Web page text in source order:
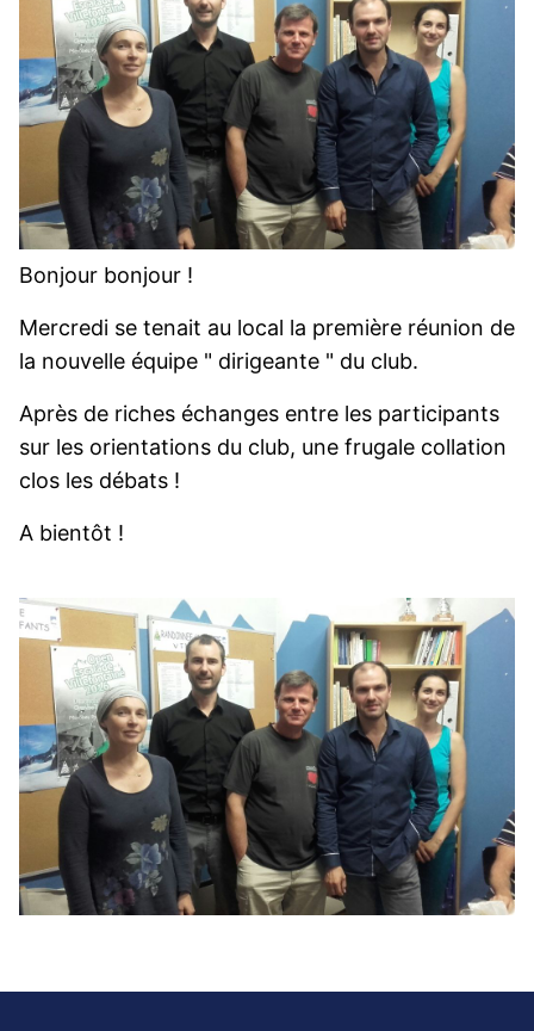
Bonjour bonjour !
Mercredi se tenait au local la première réunion de
la nouvelle équipe " dirigeante " du club.
Après de riches échanges entre les participants
sur les orientations du club, une frugale collation
clos les débats !
A bientôt !